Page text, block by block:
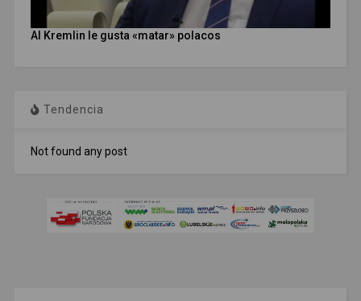
Al Kremlin le gusta «matar» polacos
Tendencia
Not found any post